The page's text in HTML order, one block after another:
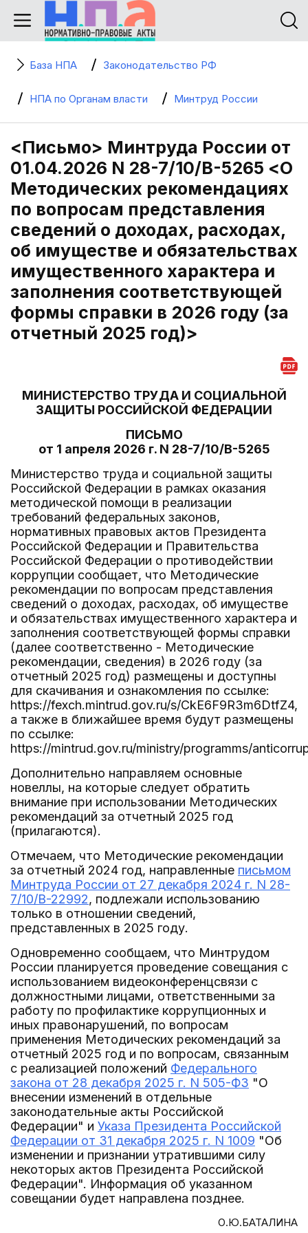
База НПА Законодательство РФ
НПА по Органам власти Минтруд России
<Письмо> Минтруда России от
01.04.2026 N 28-7/10/В-5265 <О
Методических рекомендациях
по вопросам представления
сведений о доходах, расходах,
об имуществе и обязательствах
имущественного характера и
заполнения соответствующей
формы справки в 2026 году (за
отчетный 2025 год)>
МИНИСТЕРСТВО ТРУДА И СОЦИАЛЬНОЙ
ЗАЩИТЫ РОССИЙСКОЙ ФЕДЕРАЦИИ
ПИСЬМО
от 1 апреля 2026 г. N 28-7/10/В-5265
Министерство труда и социальной защиты
Российской Федерации в рамках оказания
методической помощи в реализации
требований федеральных законов,
нормативных правовых актов Президента
Российской Федерации и Правительства
Российской Федерации о противодействии
коррупции сообщает, что Методические
рекомендации по вопросам представления
сведений о доходах, расходах, об имуществе
и обязательствах имущественного характера и
заполнения соответствующей формы справки
(далее соответственно - Методические
рекомендации, сведения) в 2026 году (за
отчетный 2025 год) размещены и доступны
для скачивания и ознакомления по ссылке:
https://fexch.mintrud.gov.ru/s/CkE6F9R3m6DtfZ4,
а также в ближайшее время будут размещены
по ссылке:
https://mintrud.gov.ru/ministry/programms/
Дополнительно направляем основные
новеллы, на которые следует обратить
внимание при использовании Методических
рекомендаций за отчетный 2025 год
(прилагаются).
Отмечаем, что Методические рекомендации
за отчетный 2024 год, направленные письмом
Минтруда России от 27 декабря 2024 г. N 28-
7/10/В-22992, подлежали использованию
только в отношении сведений,
представленных в 2025 году.
Одновременно сообщаем, что Минтрудом
России планируется проведение совещания с
использованием видеоконференцсвязи с
должностными лицами, ответственными за
работу по профилактике коррупционных и
иных правонарушений, по вопросам
применения Методических рекомендаций за
отчетный 2025 год и по вопросам, связанным
с реализацией положений Федерального
закона от 28 декабря 2025 г. N 505-ФЗ "О
внесении изменений в отдельные
законодательные акты Российской
Федерации" и Указа Президента Российской
Федерации от 31 декабря 2025 г. N 1009 "Об
изменении и признании утратившими силу
некоторых актов Президента Российской
Федерации". Информация об указанном
совещании будет направлена позднее.
О.Ю.БАТАЛИНА